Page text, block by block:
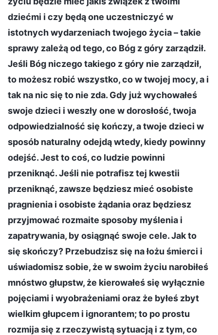
dziećmi i czy będą one uczestniczyć w
istotnych wydarzeniach twojego życia – takie
sprawy zależą od tego, co Bóg z góry zarządził.
Jeśli Bóg niczego takiego z góry nie zarządził,
to możesz robić wszystko, co w twojej mocy, a i
tak na nic się to nie zda. Gdy już wychowałeś
swoje dzieci i weszły one w dorosłość, twoja
odpowiedzialność się kończy, a twoje dzieci w
sposób naturalny odejdą wtedy, kiedy powinny
odejść. Jest to coś, co ludzie powinni
przeniknąć. Jeśli nie potrafisz tej kwestii
przeniknąć, zawsze będziesz mieć osobiste
pragnienia i osobiste żądania oraz będziesz
przyjmować rozmaite sposoby myślenia i
zapatrywania, by osiągnąć swoje cele. Jak to
się skończy? Przebudzisz się na łożu śmierci i
uświadomisz sobie, że w swoim życiu narobiłeś
mnóstwo głupstw, że kierowałeś się wyłącznie
pojęciami i wyobrażeniami oraz że byłeś zbyt
wielkim głupcem i ignorantem; to po prostu
rozmija się z rzeczywistą sytuacją i z tym, co